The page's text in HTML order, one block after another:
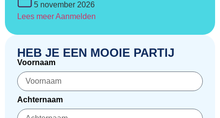
5 november 2026
Lees meerAanmelden
HEB JE EEN MOOIE PARTIJ
Voornaam
Achternaam